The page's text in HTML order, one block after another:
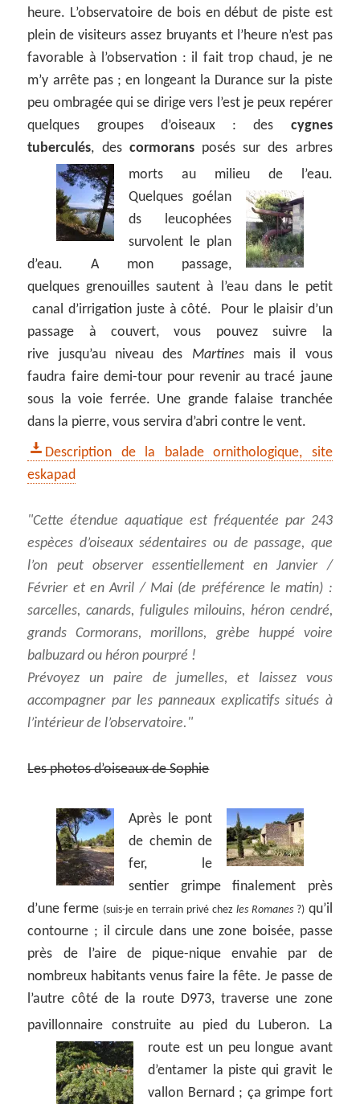
heure. L’observatoire de bois en début de piste est
plein de visiteurs assez bruyants et l’heure n’est pas
favorable à l’observation : il fait trop chaud, je ne
m’y arrête pas ; en longeant la Durance sur la piste
peu ombragée qui se dirige vers l’est je peux repérer
quelques groupes d’oiseaux : des cygnes
tuberculés, des cormoransposés sur des arbres
morts au milieu de l’eau.
Quelques goélan
ds leucophées
survolent le plan
d’eau. A mon passage,
quelques grenouilles sautent à l’eau dans le petit
canal d’irrigation juste à côté. Pour le plaisir d’un
passage à couvert, vous pouvez suivre la
rive jusqu’au niveau des Martinesmais il vous
faudra faire demi-tour pour revenir au tracé jaune
sous la voie ferrée. Une grande falaise tranchée
dans la pierre, vous servira d’abri contre le vent.
Description de la balade ornithologique, site
eskapad
Cette étendue aquatique est fréquentée par 243
espèces d’oiseaux sédentaires ou de passage, que
l’on peut observer essentiellement en Janvier /
Février et en Avril / Mai (de préférence le matin) :
sarcelles, canards, fuligules milouins, héron cendré,
grands Cormorans, morillons, grèbe huppé voire
balbuzard ou héron pourpré !
Prévoyez un paire de jumelles, et laissez vous
accompagner par les panneaux explicatifs situés à
l’intérieur de l’observatoire.
Les photos d’oiseaux de Sophie
Après le pont
de chemin de
fer, le
sentier grimpe finalement près
d’une ferme (suis-je en terrain privé chez les Romanes?)qu’il
contourne ; il circule dans une zone boisée, passe
près de l’aire de pique-nique envahie par de
nombreux habitants venus faire la fête. Je passe de
l’autre côté de la route D973, traverse une zone
pavillonnaire construite au pied du Luberon.
La
route est un peu longue avant
d’entamer la piste qui gravit le
vallon Bernard ; ça grimpe fort